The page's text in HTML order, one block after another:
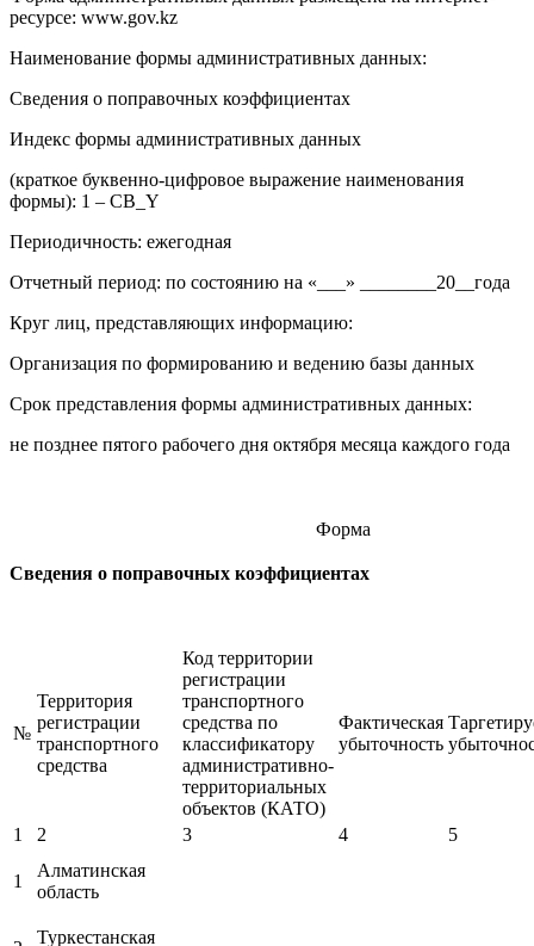
ресурсе: www.gov.kz
Наименование формы административных данных:
Сведения о поправочных коэффициентах
Индекс формы административных данных
(краткое буквенно-цифровое выражение наименования
формы): 1 – CB_Y
Периодичность: ежегодная
Отчетный период: по состоянию на «___» ________20__года
Круг лиц, представляющих информацию:
Организация по формированию и ведению базы данных
Срок представления формы административных данных:
не позднее пятого рабочего дня октября месяца каждого года
Форма
Сведения о поправочных коэффициентах
№
Территория
регистрации
транспортного
средства
Код территории
регистрации
транспортного
средства по
классификатору
административно-
территориальных
объектов (КАТО)
Фактическая
убыточность
1 2 3 4 5
1
Алматинская
область
Туркестанская